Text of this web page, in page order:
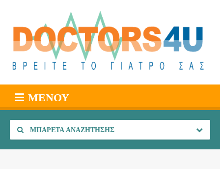
ΜΕΝΟΎ
ΜΠΑΡΈΤΑ ΑΝΑΖΉΤΗΣΗΣ